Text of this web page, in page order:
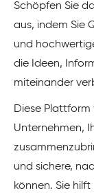
Schöpfen Sie
aus, indem Sie
und
die Ideen,
miteinander
Diese Plattform
Unternehmen,
und sichere,
können. Sie